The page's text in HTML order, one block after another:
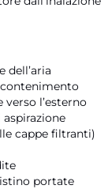
dell’aria
l’esterno
cappe filtranti)
portate